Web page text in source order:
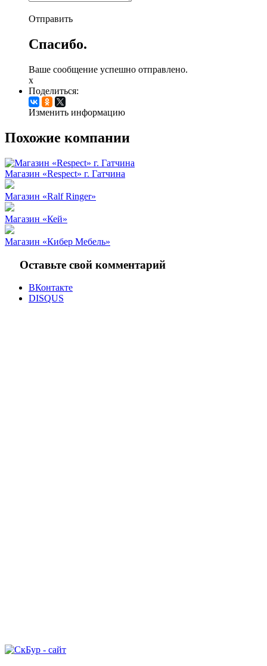
Отправить
Спасибо.
Ваше сообщение успешно отправлено.
x
Поделиться:
Изменить информацию
Похожие компании
Магазин «Respect» г. Гатчина
Магазин «Ralf Ringer»
Магазин «Кей»
Магазин «Кибер Мебель»
Оставьте свой комментарий
ВКонтакте
DISQUS